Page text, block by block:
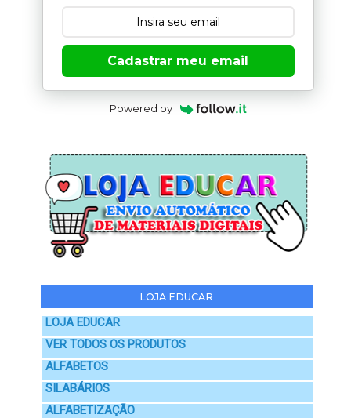
Cadastrar meu email
Powered by
LOJA EDUCAR
LOJA EDUCAR
VER TODOS OS PRODUTOS
ALFABETOS
SILABÁRIOS
ALFABETIZAÇÃO